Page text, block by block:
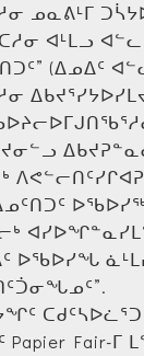
ᓄᓇᕕᒻᒥ
ᐊᒻᒪᓗ
(ᐃᓄᐃᑦ
ᐅᖃᐅᓯᖓ
Papier Fair-ᒥ